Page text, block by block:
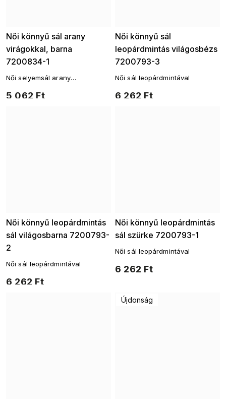
Női könnyű sál arany
virágokkal, barna
7200834-1
5 062 Ft
Női selyemsál arany
Női könnyű sál
leopárdmintás világosbézs
7200793-3
6 262 Ft
Női sál leopárdmintával
Női könnyű leopárdmintás
sál világosbarna 7200793-
2
6 262 Ft
Női sál leopárdmintával
Női könnyű leopárdmintás
sál szürke 7200793-1
6 262 Ft
Női sál leopárdmintával
Újdonság